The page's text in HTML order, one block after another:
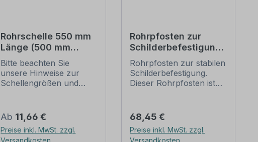
Rohrschelle 550 mm
Länge (500 mm
Lochung) zur
Schilderbefestigung
Bitte beachten Sie
unsere Hinweise zur
Schellengrößen und
(weiter unten).
Rohrschellen nach der
IVZ-Norm stellen die
Regulärer Preis:
Ab 11,66 €
Preise inkl. MwSt. zzgl.
Versandkosten
Rohrpfosten zur
Schilderbefestigung
– 3500 mm / Ø 60
mm
Rohrpfosten zur stabilen
Schilderbefestigung.
Dieser Rohrpfosten ist
60 mm geeignet.
Merkmale dieses
Rohrpfostens:
Regulärer Preis:
68,45 €
Preise inkl. MwSt. zzgl.
Versandkosten